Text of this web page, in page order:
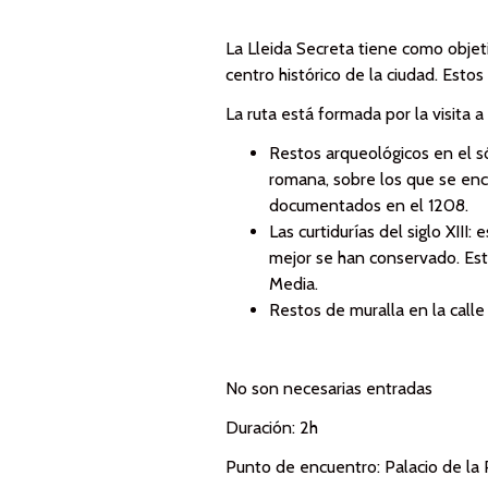
La Lleida Secreta tiene como
centro histórico de la ciudad.
La ruta está formada por la visita
Restos arqueológicos en el
romana, sobre los que se
documentados en el 1208.
Las curtidurías del siglo XIII:
mejor se han conservado.
Media.
Restos de muralla en la
No son necesarias entradas
Duración: 2h
Punto de encuentro: Palacio de la